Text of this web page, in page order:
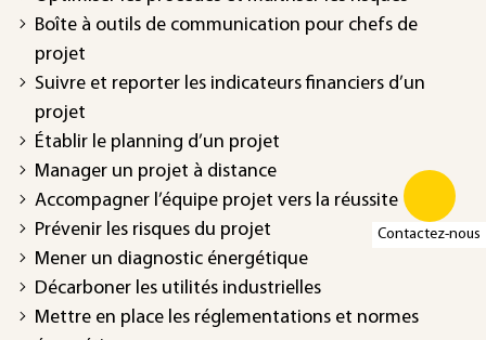
Contactez-nous
Boîte à outils de communication pour chefs de
projet
Suivre et reporter les indicateurs financiers d’un
projet
Établir le planning d’un projet
Manager un projet à distance
Accompagner l’équipe projet vers la réussite
Prévenir les risques du projet
Mener un diagnostic énergétique
Décarboner les utilités industrielles
Mettre en place les réglementations et normes